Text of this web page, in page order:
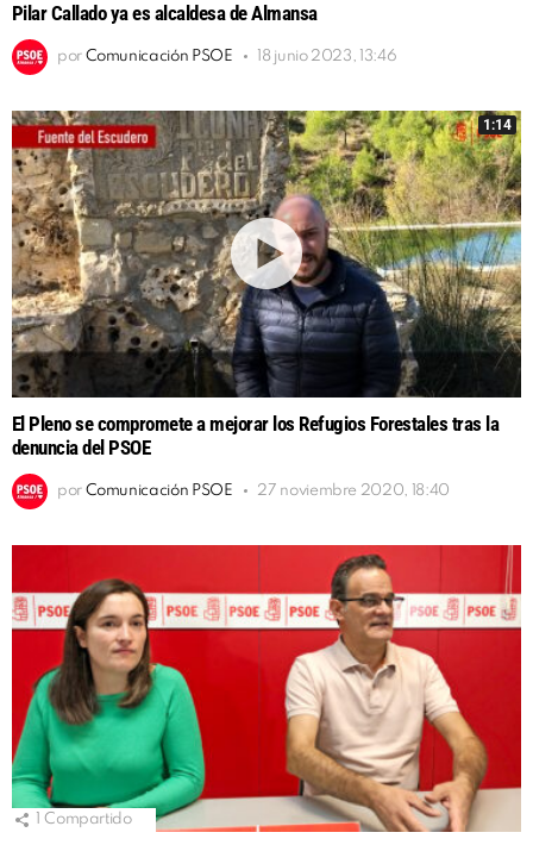
Pilar Callado ya es alcaldesa de Almansa
por Comunicación PSOE 18 junio 2023, 13:46
1:14
El Pleno se compromete a mejorar los Refugios Forestales tras la
denuncia del PSOE
por Comunicación PSOE 27 noviembre 2020, 18:40
Compartido